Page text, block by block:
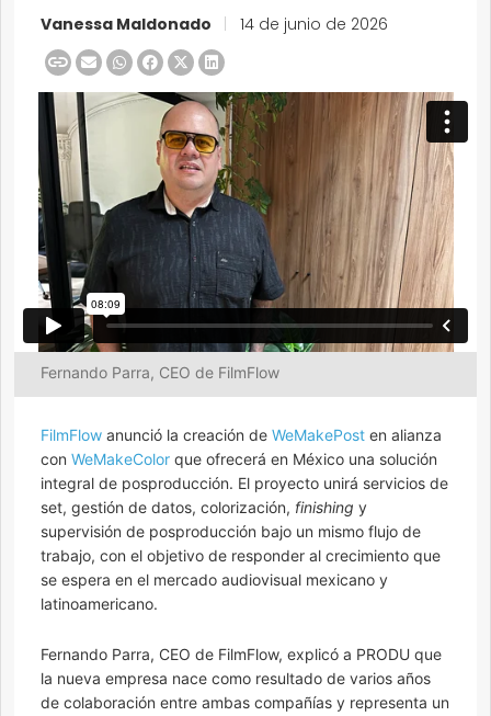
Vanessa Maldonado 14 de junio de 2026
Fernando Parra, CEO de FilmFlow
FilmFlow anunció la creación de WeMakePost en alianza
con WeMakeColor que ofrecerá en México una solución
integral de posproducción. El proyecto unirá servicios de
set, gestión de datos, colorización, finishing y
supervisión de posproducción bajo un mismo flujo de
trabajo, con el objetivo de responder al crecimiento que
se espera en el mercado audiovisual mexicano y
latinoamericano.
Fernando Parra, CEO de FilmFlow, explicó a PRODU que
la nueva empresa nace como resultado de varios años
de colaboración entre ambas compañías y representa un